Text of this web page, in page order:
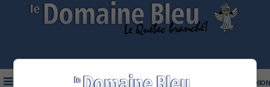
CONNEXION
INSCRIPTION